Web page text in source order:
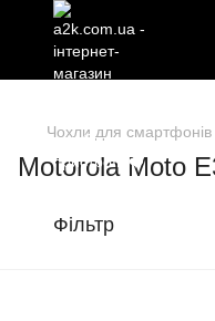
Чохли для смартфонів
Motorola Moto
Фільтр